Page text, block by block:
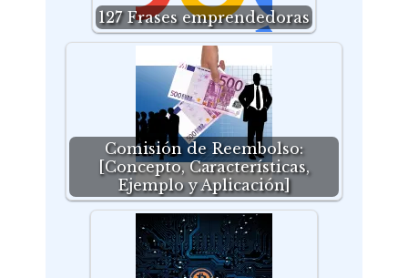
127 Frases emprendedoras
Comisión de Reembolso:
[Concepto, Características,
Ejemplo y Aplicación]